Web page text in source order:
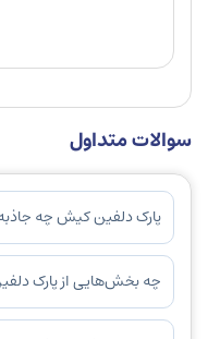
سوالات متداول
پارک دلفین کیش چه
محبوب‌ترین مراکز
چه بخش‌هایی از پارک
و چه فعالیت‌هایی